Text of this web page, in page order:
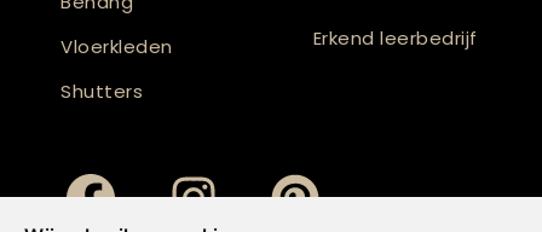
Vloerkleden
Shutters
Erkend leerbedrijf